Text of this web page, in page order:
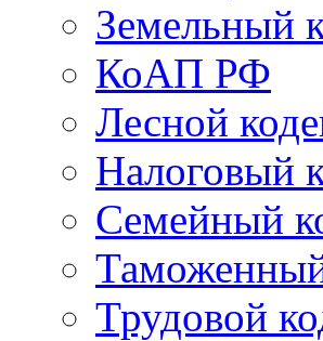
Земельный
КоАП РФ
Лесной
Налоговый
Семейный
Трудовой